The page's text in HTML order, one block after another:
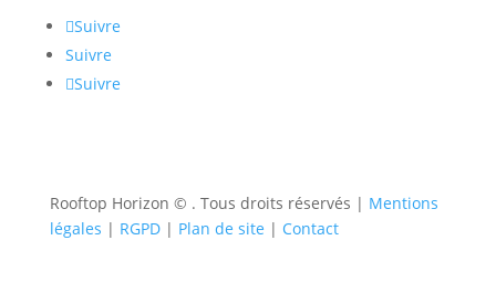
Suivre
Suivre
Suivre
Rooftop Horizon © . Tous droits réservés | Mentions
légales | RGPD| Plan de site | Contact